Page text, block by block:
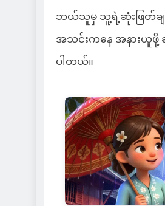
ဘယ်သူမှ သူ့ရဲ့ဆုံးဖြတ်ချ
အသင်းကနေ အနားယူဖို့ ဆုံ
ပါတယ်။